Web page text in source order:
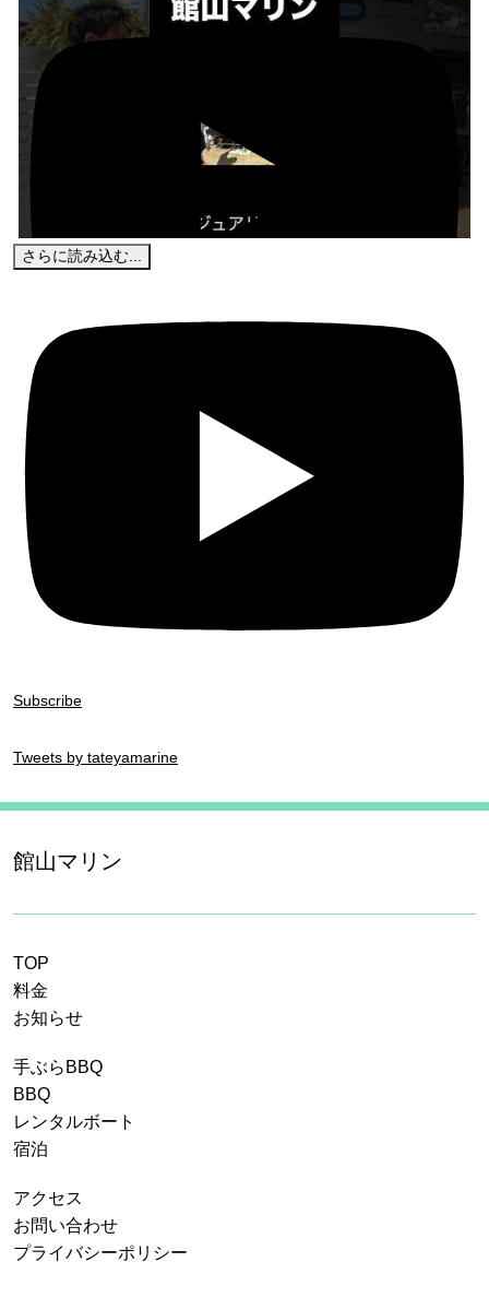
さらに読み込む...
Subscribe
Tweets by tateyamarine
館山マリン
TOP
料金
お知らせ
手ぶらBBQ
BBQ
レンタルボート
宿泊
アクセス
お問い合わせ
プライバシーポリシー